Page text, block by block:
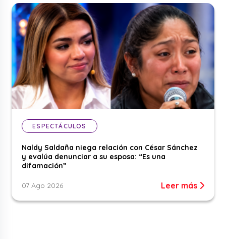
ESPECTÁCULOS
Naldy Saldaña niega relación con César Sánchez
y evalúa denunciar a su esposa: “Es una
difamación”
07 Ago 2026 Leer más